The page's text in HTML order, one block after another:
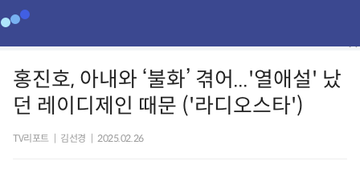
홍진호, 아내와 ‘불화’ 겪어...'열애설' 났
던 레이디제인 때문 ('라디오스타')
TV리포트 김선경 2025.02.26